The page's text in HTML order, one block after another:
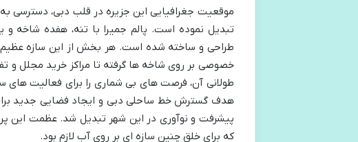
موقعیت جغرافیایی این جزیره در قلب دبی، دسترسی
تبدیل نموده است. پالم جمیرا با تنه، هفده
طراحی و ساخته شده است. هر بخش از این سازه عظیم،
خصوصی بر روی شاخه ها گرفته تا مراکز خرید مجلل و
هدف گسترش خط ساحلی دبی و ایجاد فضایی جدید
پیشرفت و نوآوری در این شهر تبدیل شد. عظمت این
که برای خلق چنین سازه ای بر روی آب لازم بود.